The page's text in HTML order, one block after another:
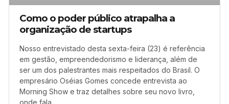
Como o poder público atrapalha a
organização de startups
Nosso entrevistado desta sexta-feira (23) é referência
em gestão, empreendedorismo e liderança, além de
ser um dos palestrantes mais respeitados do Brasil. O
empresário Oséias Gomes concede entrevista ao
Morning Show e traz detalhes sobre seu novo livro,
onde fala…